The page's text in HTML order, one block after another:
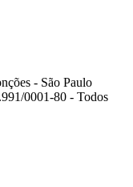
- São Paulo
0001-80 - Todos